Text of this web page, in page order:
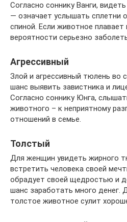
Согласно соннику Ванги,
— означает услышать сплетни
спиной. Если животное плавает
вероятности серьезно
Агрессивный
Злой и агрессивный тюлень во
шанс выявить завистника и
Согласно соннику Юнга,
животного – к неприятному
отношений в семье.
Толстый
Для женщин увидеть жирного
встретить человека своей
обрадует своей щедростью и
шанс заработать много денег.
толстое животное сулит